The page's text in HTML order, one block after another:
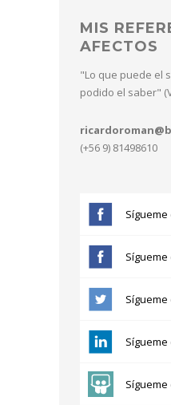
MIS
AFECTOS
"Lo que puede el
podido el saber"
(+56 9) 81498610
Sígueme